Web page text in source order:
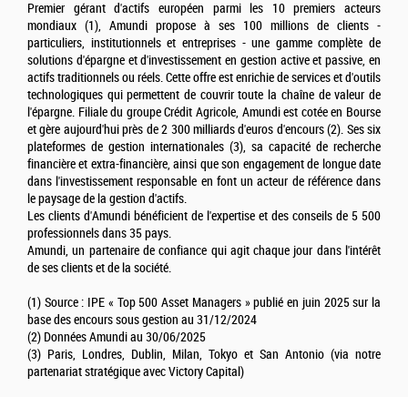
Premier gérant d'actifs européen parmi les 10 premiers acteurs
mondiaux (1), Amundi propose à ses 100 millions de clients -
particuliers, institutionnels et entreprises - une gamme complète de
solutions d'épargne et d'investissement en gestion active et passive, en
actifs traditionnels ou réels. Cette offre est enrichie de services et d'outils
technologiques qui permettent de couvrir toute la chaîne de valeur de
l'épargne. Filiale du groupe Crédit Agricole, Amundi est cotée en Bourse
et gère aujourd'hui près de 2 300 milliards d'euros d'encours (2). Ses six
plateformes de gestion internationales (3), sa capacité de recherche
financière et extra-financière, ainsi que son engagement de longue date
dans l'investissement responsable en font un acteur de référence dans
le paysage de la gestion d'actifs.
Les clients d'Amundi bénéficient de l'expertise et des conseils de 5 500
professionnels dans 35 pays.
Amundi, un partenaire de confiance qui agit chaque jour dans l'intérêt
de ses clients et de la société.
(1) Source : IPE « Top 500 Asset Managers » publié en juin 2025 sur la
base des encours sous gestion au 31/12/2024
(2) Données Amundi au 30/06/2025
(3) Paris, Londres, Dublin, Milan, Tokyo et San Antonio (via notre
partenariat stratégique avec Victory Capital)